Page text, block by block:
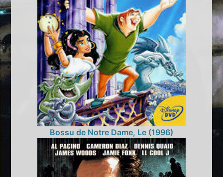
Bossu de Notre Dame, Le (1996)